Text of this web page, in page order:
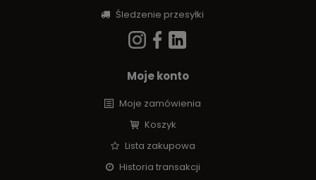
Śledzenie przesyłki
Moje konto
Moje zamówienia
Koszyk
Lista zakupowa
Historia transakcji